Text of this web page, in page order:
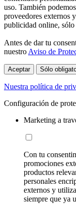
uso. También
proveedores externos
publicidad online, sólo
Antes de dar tu
nuestro Aviso de
Aceptar Sólo
Nuestra política de
Configuración de
Marketing a
Con tu
promociones
productos
personales
externos y
siempre que ya